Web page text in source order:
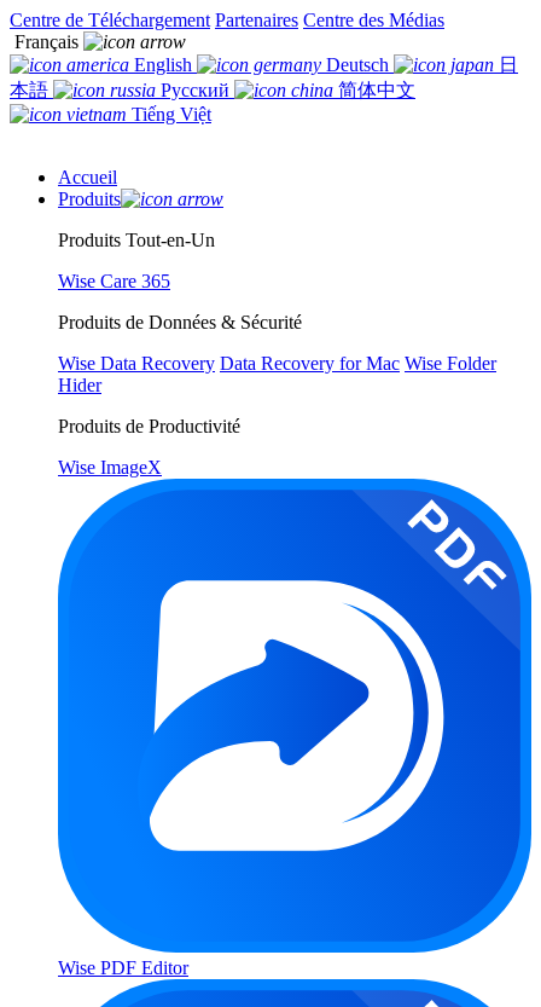
Centre de Téléchargement Partenaires Centre des Médias
Français
English
Deutsch
日
本語
Русский
简体中文
Tiếng Việt
Accueil
Produits
Produits Tout-en-Un
Wise Care 365
Produits de Données & Sécurité
Wise Data Recovery Data Recovery for Mac Wise Folder
Hider
Produits de Productivité
Wise ImageX
Wise PDF Editor